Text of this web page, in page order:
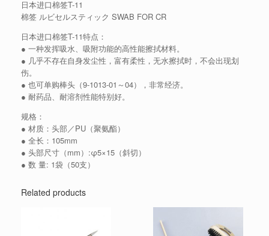
日本进口棉签T-11
棉签 ルビセルスティック SWAB FOR CR
日本进口棉签T-11特点：
● 一种发挥吸水、吸附功能的高性能擦拭材料。
● 几乎不存在自身发尘性，富有柔性，无水擦拭时，不会出现划
伤。
● 也可单购棒头（9-1013-01～04），非常经济。
● 耐药品、耐溶剂性能特别好。
规格：
● 材质：头部／PU（聚氨酯）
● 全长：105mm
● 头部尺寸（mm）:φ5×15（斜切）
● 数 量: 1袋（50支）
Related products